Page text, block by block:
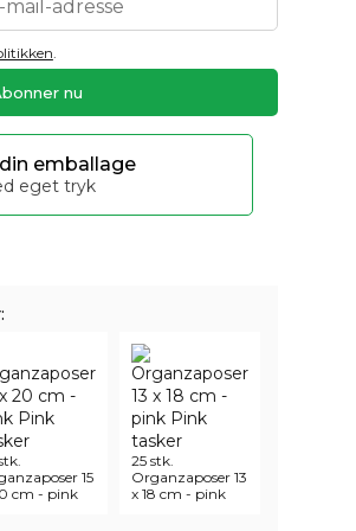
.
emballage
eget tryk
15
cm - pink
25 stk.
Organzaposer 13
x 18 cm - pink